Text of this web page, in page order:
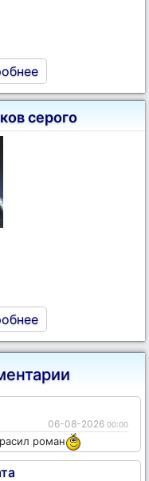
серого
06-08-2026 00:00
роман